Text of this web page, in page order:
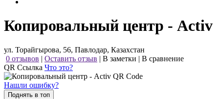
Копировальный центр - Activ
ул. Торайгырова, 56, Павлодар, Казахстан
0 отзывов | Оставить отзыв | В заметки | В сравнение
QR Ссылка Что это?
Нашли ошибку?
Поднять в топ